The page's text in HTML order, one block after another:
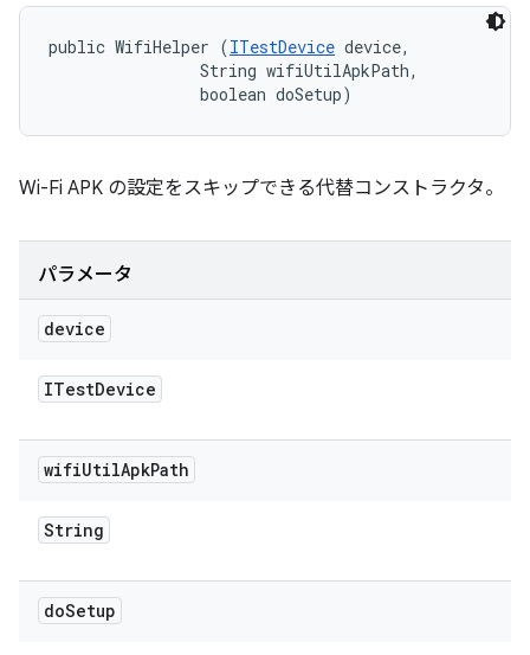
public WifiHelper (ITestDevice device,
                String wifiUtilApkPath,
                boolean doSetup)
Wi-Fi APK の設定をスキップできる代替コンストラクタ。
パラメータ
device
ITestDevice
wifiUtilApkPath
String
doSetup